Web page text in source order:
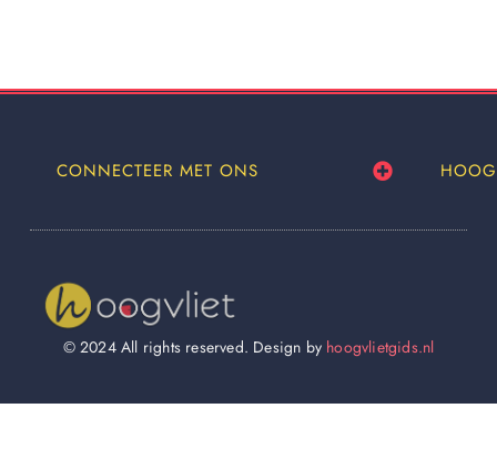
CONNECTEER MET ONS
© 2024 All rights reserved. Design by hoogvlietgids.nl